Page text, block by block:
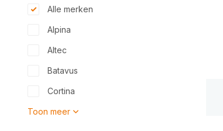
Alle merken
Alpina
Altec
Batavus
Cortina
Toon meer